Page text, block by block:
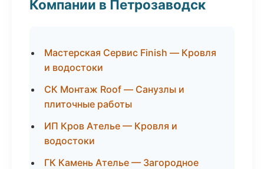
Компании в Петрозаводск
Мастерская Сервис Finish — Кровля
и водостоки
СК Монтаж Roof — Санузлы и
плиточные работы
ИП Кров Ателье — Кровля и
водостоки
ГК Камень Ателье — Загородное